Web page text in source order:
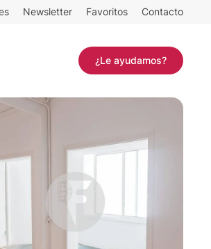
Newsletter Favoritos Contacto
¿Le ayudamos?